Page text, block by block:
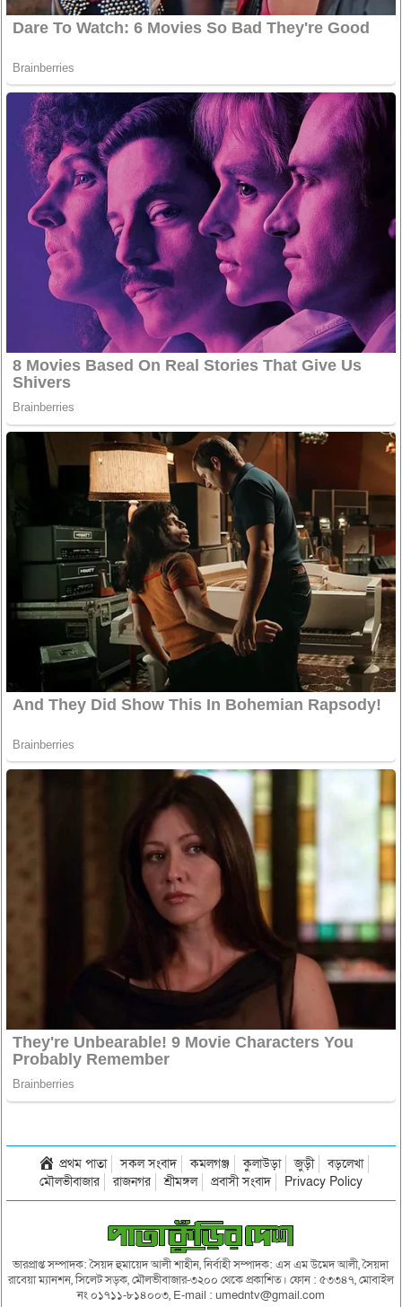
প্রথম পাতা সকল সংবাদ কমলগঞ্জ কুলাউড়া জুড়ী
বড়লেখা
মৌলভীবাজার
রাজনগর শ্রীমঙ্গল প্রবাসী সংবাদ Privacy Policy
ভারপ্রাপ্ত সম্পাদক: সৈয়দ হুমায়েদ আলী শাহীন, নির্বাহী সম্পাদক: এস এম উমেদ আলী, সৈয়দা
রাবেয়া ম্যানশন, সিলেট সড়ক, মৌলভীবাজার-৩২০০ থেকে প্রকাশিত। ফোন : ৫৩৩৪৭, মোবাইল
নং ০১৭১১-৮১৪০০৩, E-mail : umedntv@gmail.com